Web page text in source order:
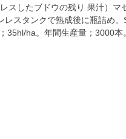
スしたブドウの残り 果汁）マ
レスタンクで熟成後に瓶詰め
ha。年間生産量；3000本。